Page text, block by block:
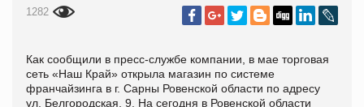
1282
Как сообщили в пресс-службе компании, в мае торговая
сеть «Наш Край» открыла магазин по системе
франчайзинга в г. Сарны Ровенской области по адресу
ул. Белгородская, 9. На сегодня в Ровенской области